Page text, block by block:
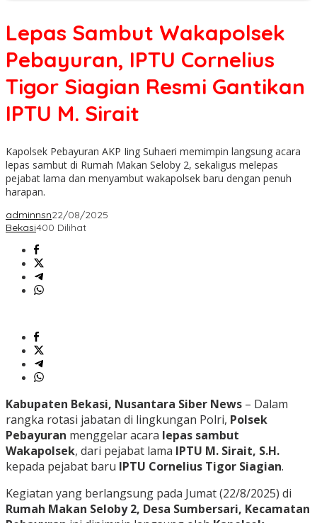
Lepas Sambut Wakapolsek
Pebayuran, IPTU Cornelius
Tigor Siagian Resmi Gantikan
IPTU M. Sirait
Kapolsek Pebayuran AKP Iing Suhaeri memimpin langsung acara
lepas sambut di Rumah Makan Seloby 2, sekaligus melepas
pejabat lama dan menyambut wakapolsek baru dengan penuh
harapan.
adminnsn22/08/2025
Bekasi400 Dilihat
Kabupaten Bekasi, Nusantara Siber News – Dalam
rangka rotasi jabatan di lingkungan Polri, Polsek
Pebayuran menggelar acara lepas sambut
Wakapolsek, dari pejabat lama IPTU M. Sirait, S.H.
kepada pejabat baru IPTU Cornelius Tigor Siagian.
Kegiatan yang berlangsung pada Jumat (22/8/2025) di
Rumah Makan Seloby 2, Desa Sumbersari, Kecamatan